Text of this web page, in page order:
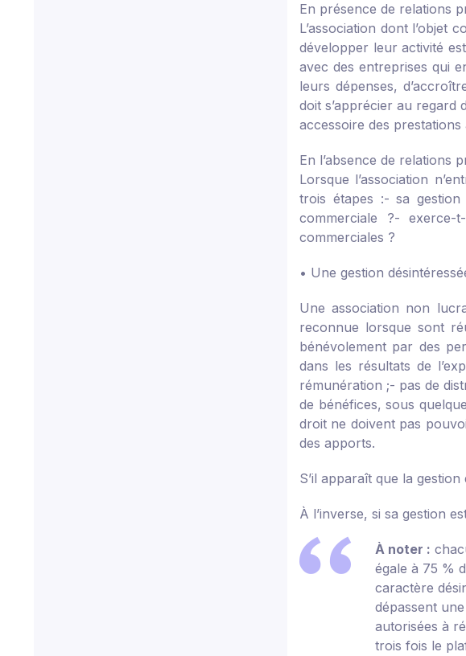
En présence de relations
L’association dont
développer leur activité
avec des entreprises qui
leurs dépenses,
doit s’apprécier au regard
accessoire des
En l’absence de relations
Lorsque l’association
trois étapes :- sa gestion
commerciale ?- exerce-
commerciales ?
• Une gestion
Une association non
reconnue lorsque sont
bénévolement par des
dans les résultats de
rémunération ;- pas de
de bénéfices, sous
droit ne doivent pas
des apports.
S’il apparaît que la
À l’inverse, si sa gestion
À noter :
égale à 75 %
caractère
dépassent
autorisées à
trois fois le